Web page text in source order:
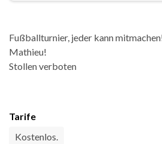
Fußballturnier, jeder kann
Mathieu!
Stollen verboten
Tarife
Kostenlos.